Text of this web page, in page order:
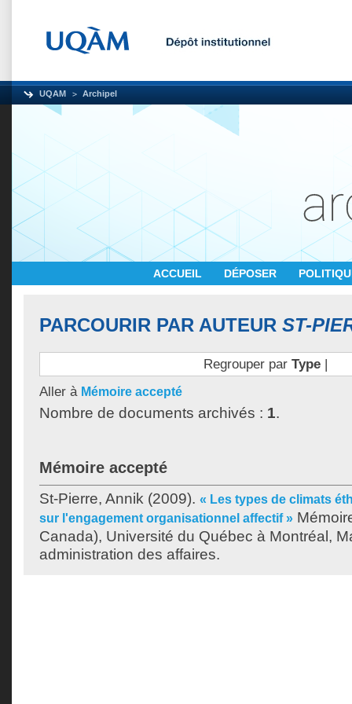
UQAM Archipel
ACCUEIL DÉPOSER
PARCOURIR PAR AUTEUR ST-
Regrouper par Type|
Aller à Mémoire accepté
Nombre de documents archivés : 1.
Mémoire accepté
St-Pierre, Annik (2009). « Les types de climats
sur l'engagement organisationnel affectif »
Canada), Université du Québec à Montréal,
administration des affaires.